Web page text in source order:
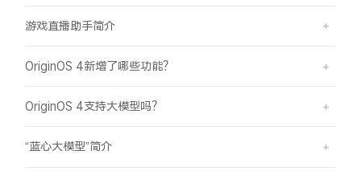
游戏直播助手简介
OriginOS 4新增了哪些功能？
OriginOS 4支持大模型吗？
“蓝心大模型”简介